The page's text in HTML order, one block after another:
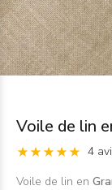
Voile de lin
4
Voile de lin en